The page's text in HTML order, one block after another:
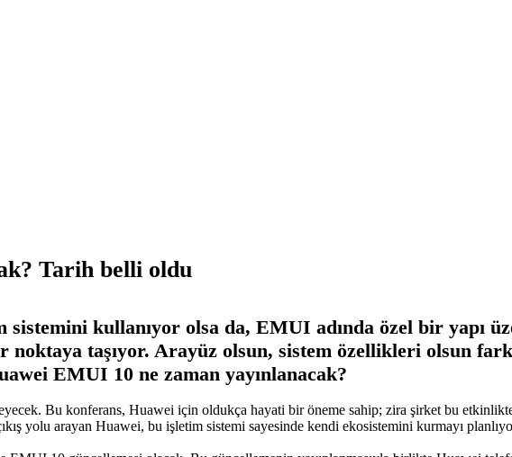
Tarih belli oldu
kullanıyor olsa da, EMUI adında özel bir yapı
taşıyor. Arayüz olsun, sistem özellikleri olsun
EMUI 10 ne zaman yayınlanacak?
Bu konferans, Huawei için oldukça hayati bir öneme sahip; zira şirket bu
yolu arayan Huawei, bu işletim sistemi sayesinde kendi ekosistemini kurmayı